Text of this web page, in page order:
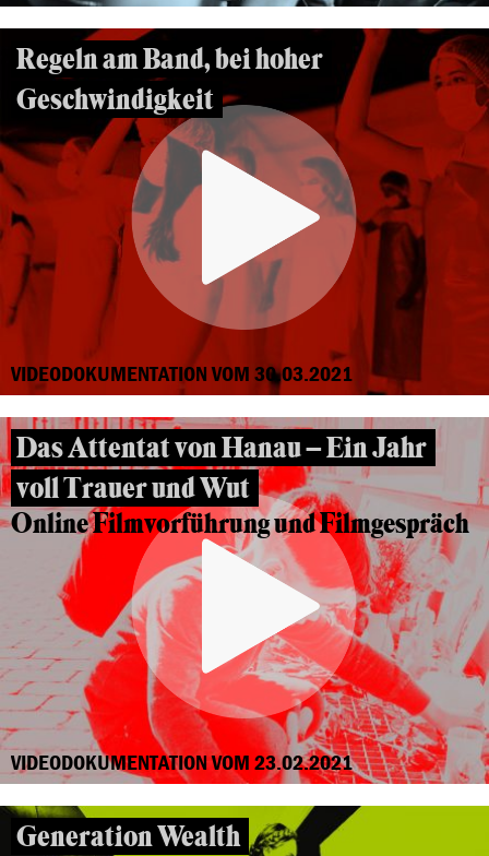
Regeln am Band, bei hoher
Geschwindigkeit
VIDEODOKUMENTATION VOM 30.03.2021
Das Attentat von Hanau – Ein Jahr
voll Trauer und Wut
Online Filmvorführung und Filmgespräch
VIDEODOKUMENTATION VOM 23.02.2021
Generation Wealth